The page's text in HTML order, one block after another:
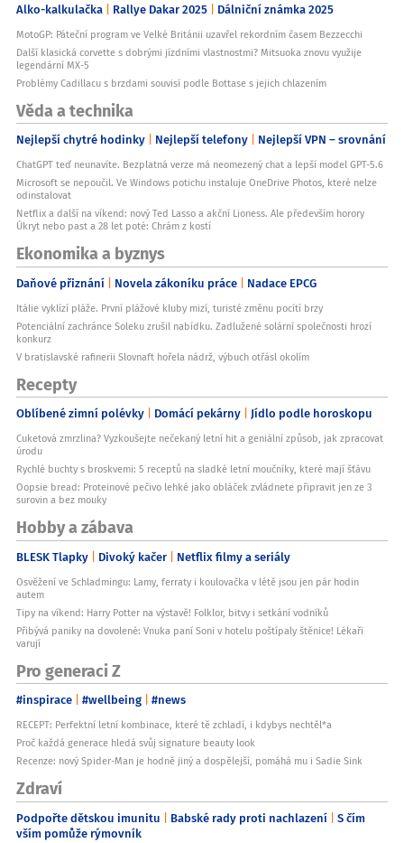
Alko-kalkulačka Rallye Dakar 2025 Dálniční známka 2025
MotoGP: Páteční program ve Velké Británii uzavřel rekordním časem Bezzecchi
Další klasická corvette s dobrými jízdními vlastnostmi? Mitsuoka znovu využije
legendární MX-5
Problémy Cadillacu s brzdami souvisí podle Bottase s jejich chlazením
Věda a technika
Nejlepší chytré hodinky Nejlepší telefony Nejlepší VPN – srovnání
ChatGPT teď neunavíte. Bezplatná verze má neomezený chat a lepší model GPT-5.6
Microsoft se nepoučil. Ve Windows potichu instaluje OneDrive Photos, které nelze
odinstalovat
Netflix a další na víkend: nový Ted Lasso a akční Lioness. Ale především horory
Úkryt nebo past a 28 let poté: Chrám z kostí
Ekonomika a byznys
Daňové přiznání Novela zákoníku práce Nadace EPCG
Itálie vyklízí pláže. První plážové kluby mizí, turisté změnu pocítí brzy
Potenciální zachránce Soleku zrušil nabídku. Zadlužené solární společnosti hrozí
konkurz
V bratislavské rafinerii Slovnaft hořela nádrž, výbuch otřásl okolím
Recepty
Oblíbené zimní polévky Domácí pekárny Jídlo podle horoskopu
Cuketová zmrzlina? Vyzkoušejte nečekaný letní hit a geniální způsob, jak zpracovat
úrodu
Rychlé buchty s broskvemi: 5 receptů na sladké letní moučníky, které mají šťávu
Oopsie bread: Proteinové pečivo lehké jako obláček zvládnete připravit jen ze 3
surovin a bez mouky
Hobby a zábava
BLESK Tlapky Divoký kačer Netflix filmy a seriály
Osvěžení ve Schladmingu: Lamy, ferraty i koulovačka v létě jsou jen pár hodin
autem
Tipy na víkend: Harry Potter na výstavě! Folklor, bitvy i setkání vodníků
Přibývá paniky na dovolené: Vnuka paní Soni v hotelu poštípaly štěnice! Lékaři
varují
Pro generaci Z
#inspirace #wellbeing #news
RECEPT: Perfektní letní kombinace, které tě zchladí, i kdybys nechtěl*a
Proč každá generace hledá svůj signature beauty look
Recenze: nový Spider-Man je hodně jiný a dospělejší, pomáhá mu i Sadie Sink
Zdraví
Podpořte dětskou imunitu Babské rady proti nachlazení S čím
vším pomůže rýmovník